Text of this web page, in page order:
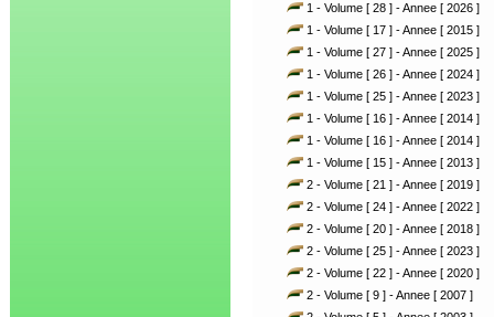
1 - Volume [ 28 ] - Annee [ 2026 ]
1 - Volume [ 17 ] - Annee [ 2015 ]
1 - Volume [ 27 ] - Annee [ 2025 ]
1 - Volume [ 26 ] - Annee [ 2024 ]
1 - Volume [ 25 ] - Annee [ 2023 ]
1 - Volume [ 16 ] - Annee [ 2014 ]
1 - Volume [ 16 ] - Annee [ 2014 ]
1 - Volume [ 15 ] - Annee [ 2013 ]
2 - Volume [ 21 ] - Annee [ 2019 ]
2 - Volume [ 24 ] - Annee [ 2022 ]
2 - Volume [ 20 ] - Annee [ 2018 ]
2 - Volume [ 25 ] - Annee [ 2023 ]
2 - Volume [ 22 ] - Annee [ 2020 ]
2 - Volume [ 9 ] - Annee [ 2007 ]